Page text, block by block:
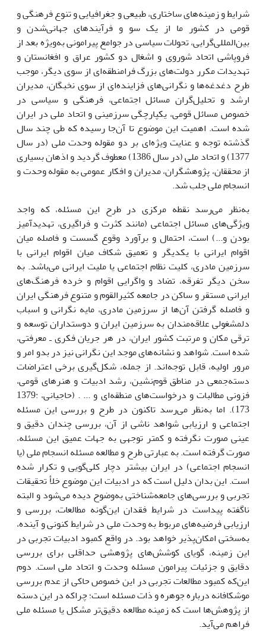
شرایط و زمینه‌های ساختاری، طبیعی و جغرافیایی و تنوع فرهنگی و
قومی در کشور ما از یک سو و فرآیندهای جهانی‌شدن و
بین‌المللی‌گرایی، تحولات سیاسی در جوامع پیرامونی به‌ویژه بعد از
فروپاشی اتحاد شوروی و اشغال دو کشور عراق و افغانستان و
تهدیدات مکرر دولت‌های بزرگ فرامنطقه‌ای از سوی دیگر، موجب
طرح دغدغه‌ها و نگرانی‌های فزاینده‌ای از سوی نخبگان، مدیران
ارشد و تحلیل‌گران مسائل اجتماعی، فرهنگی و سیاسی در
خصوص مسائل قومی، یکپارچگی سرزمینی و اتحاد ملی در ایران
شده است. اهمیت این موضوع تا آن‌جا رسیده که طی چند سال
گذشته توجه و عنایت ویژه‌ای بر دو مقوله وحدت ملی (در سال
1377) و اتحاد ملی (در سال 1386) معطوف گردید و اذهان بسیاری
از محققان، پژوهشگران، مدیران و افکار عمومی به مقوله وحدت و
انسجام ملی جلب شد.
به‌نظر می‌رسد نقطه مرکزی در طرح این مسئله، که واجد
ویژگی‌های مسائل اجتماعی (مانند کثرت و فراگیری، تهدیدآمیز
بودن و...) است، احتمال و برآورد وقوع گسست و فاصله میان
اقوام ایرانی با یکدیگر و تعمیق شکاف میان اقوام ایرانی با
سرزمین مادری، کلیت نظام اجتماعی یا ملیت ایرانی می‌باشد. به
سخن دیگر تفرقه، تضاد و واگرایی اقوام و خرده فرهنگ‌های
ایرانی مستقر و ساکن در جامعه کثیرالقوم و متنوع فرهنگی ایران
و فاصله گرفتن آن‌ها از سرزمین مادری، مایه نگرانی و اسباب
دلمشغولی علاقه‌مندان به سرزمین ایران و دوستداران توسعه و
ترقی مکان و مرتبت کشور ایران، در هر جریان فکری ـ معرفتی،
شده است. شواهد و نشانه‌های موجد این نگرانی نیز در بدو امر و
مرور اولیه، قابل توجه‌اند. از جمله، شکل‌گیری برخی اعتراضات
دسته‌جمعی در مناطق قوم‌نشین، رشد ادبیات و هنرهای قومی،
فزونی مطالبات و درخواست‌های منطقه‌ای و ... . (حاجیانی، :1379
173). اما به‌نظر می‌رسد تاکنون در طرح و بررسی این مسئله
اجتماعی و ارزیابی شواهد ناشی از آن، بررسی چندان دقیق و
عینی صورت نگرفته و کمتر توجهی به جهات عمیق این مسئله،
صورت گرفته است. به عبارتی طرح و مطالعه مسئله انسجام ملی (یا
انسجام اجتماعی) در ایران بیشتر دچار کلی‌گویی و تکرار شده
است. این بدان دلیل است که در ادبیات این موضوع خلأ تحقیقات
تجربی و بررسی‌های جامعه‌شناختی به‌وضوح دیده می‌شود و البته
ناگفته پیداست در شرایط فقدان این‌گونه مطالعات، بررسی و
ارزیابی فرضیه‌های مربوط به وحدت ملی در شرایط کنونی و آینده،
به‌سختی امکان‌پذیر خواهد بود. در واقع کمبود ادبیات تجربی در
این زمینه، گویای کوشش‌های پژوهشی حداقلی برای بررسی
دقایق و جزئیات پیرامون مسئله وحدت و اتحاد ملی است. دوم
این‌که کمبود مطالعات تجربی در این خصوص حاکی از عدم بررسی
موشکافانه درباره جوهره و ذات مسئله است؛ چراکه در این دسته
از پژوهش‌ها است که زمینه مطالعه دقیق‌تر مشکل یا مسئله ملی
فراهم می‌آید.